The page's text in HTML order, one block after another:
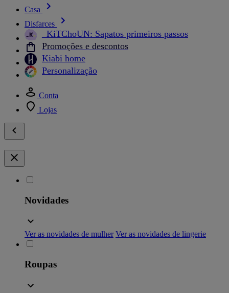
Casa
Disfarces
_KiTChoUN: Sapatos primeiros passos
Promoções e descontos
Kiabi home
Personalização
Conta
Lojas
Novidades
Ver as novidades de mulher Ver as novidades de lingerie
Roupas